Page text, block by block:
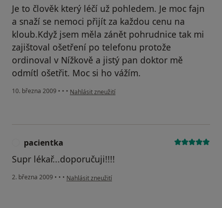
Je to člověk který léčí už pohledem. Je moc fajn
a snaží se nemoci přijít za každou cenu na
kloub.Když jsem měla zánět pohrudnice tak mi
zajištoval ošetření po telefonu protože
ordinoval v Nížkově a jistý pan doktor mě
odmítl ošetřit. Moc si ho vážím.
10. března 2009 • • • podle názoru uživatele pacientka Božena
Nahlásit zneužití
pacientka
Supr lékař...doporučuji!!!!
2. března 2009 • • • podle názoru uživatele pacientka
Nahlásit zneužití